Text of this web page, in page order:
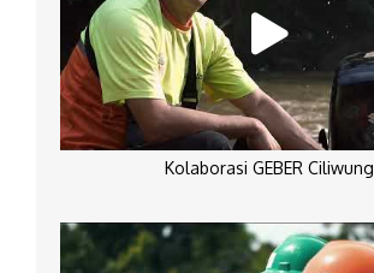
Kolaborasi GEBER Ciliwung